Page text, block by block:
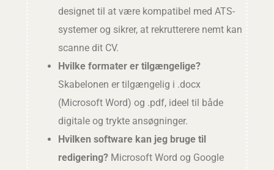
designet til at være kompatibel med ATS-
systemer og sikrer, at rekrutterere nemt kan
scanne dit CV.
Hvilke formater er tilgængelige?
Skabelonen er tilgængelig i .docx
(Microsoft Word) og .pdf, ideel til både
digitale og trykte ansøgninger.
Hvilken software kan jeg bruge til
redigering?Microsoft Word og Google